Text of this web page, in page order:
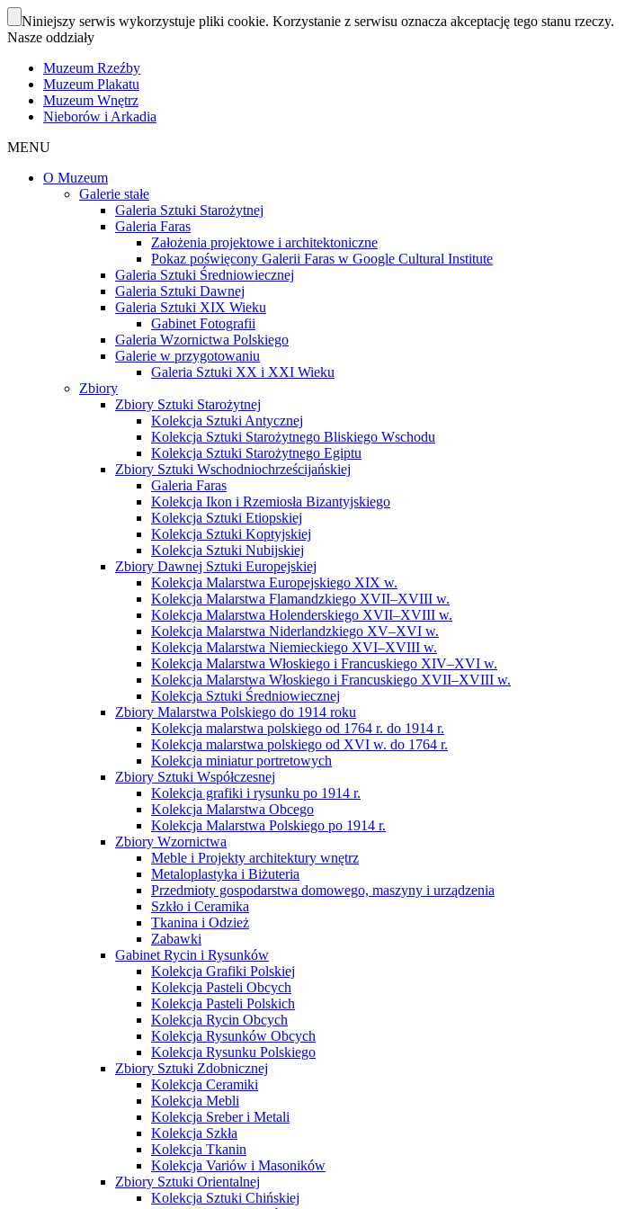
Niniejszy serwis wykorzystuje pliki cookie. Korzystanie z serwisu oznacza akceptację tego stanu rzeczy.
Nasze oddziały
Muzeum Rzeźby
Muzeum Plakatu
Muzeum Wnętrz
Nieborów i Arkadia
MENU
O Muzeum
Galerie stałe
Galeria Sztuki Starożytnej
Galeria Faras
Założenia projektowe i architektoniczne
Pokaz poświęcony Galerii Faras w Google Cultural Institute
Galeria Sztuki Średniowiecznej
Galeria Sztuki Dawnej
Galeria Sztuki XIX Wieku
Gabinet Fotografii
Galeria Wzornictwa Polskiego
Galerie w przygotowaniu
Galeria Sztuki XX i XXI Wieku
Zbiory
Zbiory Sztuki Starożytnej
Kolekcja Sztuki Antycznej
Kolekcja Sztuki Starożytnego Bliskiego Wschodu
Kolekcja Sztuki Starożytnego Egiptu
Zbiory Sztuki Wschodniochrześcijańskiej
Galeria Faras
Kolekcja Ikon i Rzemiosła Bizantyjskiego
Kolekcja Sztuki Etiopskiej
Kolekcja Sztuki Koptyjskiej
Kolekcja Sztuki Nubijskiej
Zbiory Dawnej Sztuki Europejskiej
Kolekcja Malarstwa Europejskiego XIX w.
Kolekcja Malarstwa Flamandzkiego XVII–XVIII w.
Kolekcja Malarstwa Holenderskiego XVII–XVIII w.
Kolekcja Malarstwa Niderlandzkiego XV–XVI w.
Kolekcja Malarstwa Niemieckiego XVI–XVIII w.
Kolekcja Malarstwa Włoskiego i Francuskiego XIV–XVI w.
Kolekcja Malarstwa Włoskiego i Francuskiego XVII–XVIII w.
Kolekcja Sztuki Średniowiecznej
Zbiory Malarstwa Polskiego do 1914 roku
Kolekcja malarstwa polskiego od 1764 r. do 1914 r.
Kolekcja malarstwa polskiego od XVI w. do 1764 r.
Kolekcja miniatur portretowych
Zbiory Sztuki Współczesnej
Kolekcja grafiki i rysunku po 1914 r.
Kolekcja Malarstwa Obcego
Kolekcja Malarstwa Polskiego po 1914 r.
Zbiory Wzornictwa
Meble i Projekty architektury wnętrz
Metaloplastyka i Biżuteria
Przedmioty gospodarstwa domowego, maszyny i urządzenia
Szkło i Ceramika
Tkanina i Odzież
Zabawki
Gabinet Rycin i Rysunków
Kolekcja Grafiki Polskiej
Kolekcja Pasteli Obcych
Kolekcja Pasteli Polskich
Kolekcja Rycin Obcych
Kolekcja Rysunków Obcych
Kolekcja Rysunku Polskiego
Zbiory Sztuki Zdobnicznej
Kolekcja Ceramiki
Kolekcja Mebli
Kolekcja Sreber i Metali
Kolekcja Szkła
Kolekcja Tkanin
Kolekcja Variów i Masoników
Zbiory Sztuki Orientalnej
Kolekcja Sztuki Chińskiej